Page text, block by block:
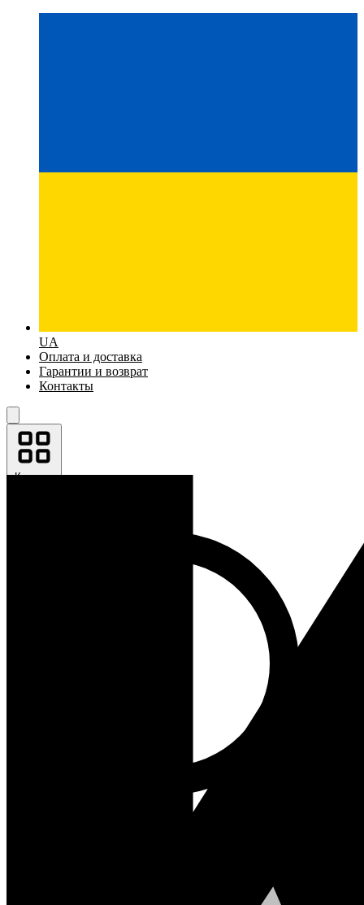
UA
Оплата и доставка
Гарантии и возврат
Контакты
Каталог